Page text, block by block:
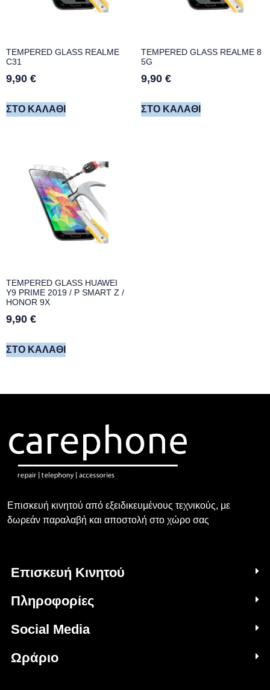
TEMPERED GLASS REALME
C31
9,90 €
ΣΤΟ ΚΑΛΆΘΙ
TEMPERED GLASS REALME 8
5G
9,90 €
ΣΤΟ ΚΑΛΆΘΙ
TEMPERED GLASS HUAWEI
Y9 PRIME 2019 / P SMART Z /
HONOR 9X
9,90 €
ΣΤΟ ΚΑΛΆΘΙ
Επισκευή κινητού από εξειδικευμένους τεχνικούς, με
δωρεάν παραλαβή και αποστολή στο χώρο σας
Επισκευή Κινητού
Πληροφορίες
Social Media
Ωράριο